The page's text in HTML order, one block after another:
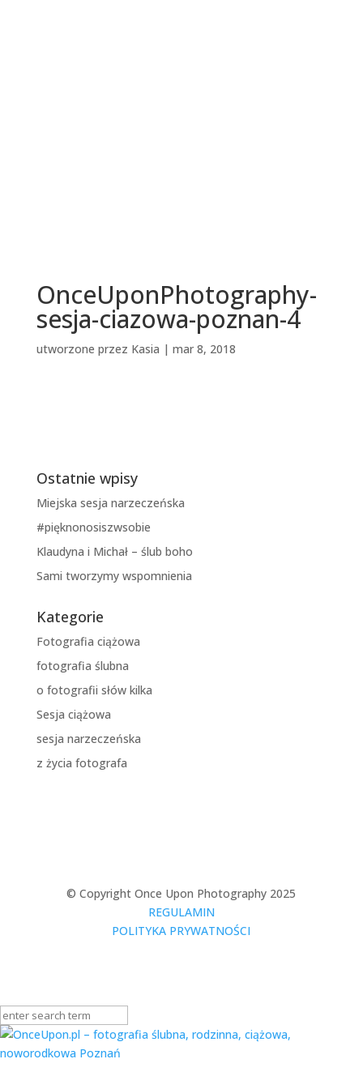
OnceUponPhotography-
sesja-ciazowa-poznan-4
utworzone przez Kasia | mar 8, 2018
Ostatnie wpisy
Miejska sesja narzeczeńska
#pięknonosiszwsobie
Klaudyna i Michał – ślub boho
Sami tworzymy wspomnienia
Kategorie
Fotografia ciążowa
fotografia ślubna
o fotografii słów kilka
Sesja ciążowa
sesja narzeczeńska
z życia fotografa
© Copyright Once Upon Photography 2025
REGULAMIN
POLITYKA PRYWATNOŚCI